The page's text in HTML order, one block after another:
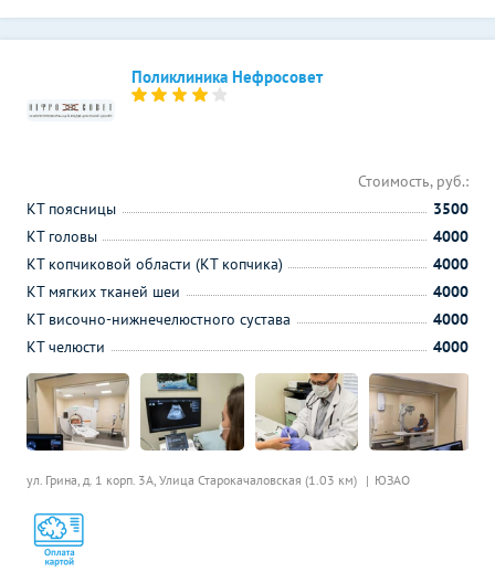
Поликлиника Нефросовет
ул. Грина, д. 1 корп. 3А, Улица Старокачаловская (1.03 км) ЮЗАО
Стоимость, руб.:
КТ поясницы
3500
КТ головы
4000
КТ копчиковой области (КТ копчика)
4000
КТ мягких тканей шеи
4000
КТ височно-нижнечелюстного сустава
4000
КТ челюсти
4000